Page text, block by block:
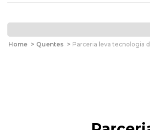
Home > Quentes > Parceria leva tecnologia